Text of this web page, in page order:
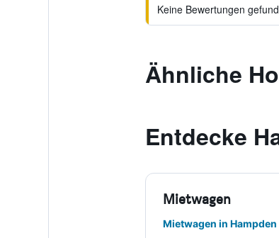
Keine Bewertungen
Ähnliche
Entdecke
Mietwagen
Mietwagen in Hampden